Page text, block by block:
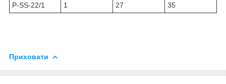
P-SS-22/1
1 27 35
Приховати